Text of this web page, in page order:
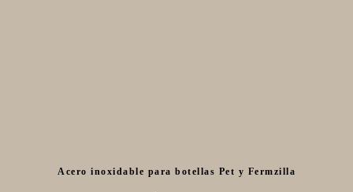
Acero inoxidable para botellas Pet y Fermzilla